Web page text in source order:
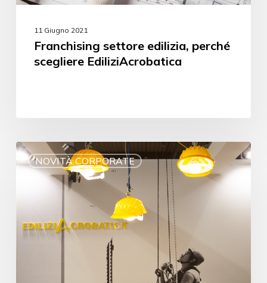
11 Giugno 2021
Franchising settore edilizia, perché
scegliere EdiliziAcrobatica
NOVITÀ CORPORATE